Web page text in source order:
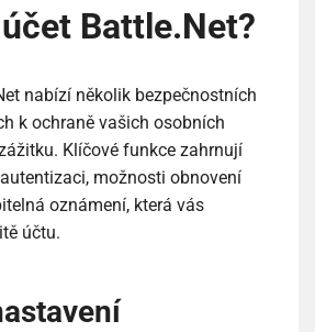
Battle.Net?
nabízí několik bezpečnostních
k ochraně vašich osobních
Klíčové funkce zahrnují
možnosti obnovení
oznámení, která vás
účtu.